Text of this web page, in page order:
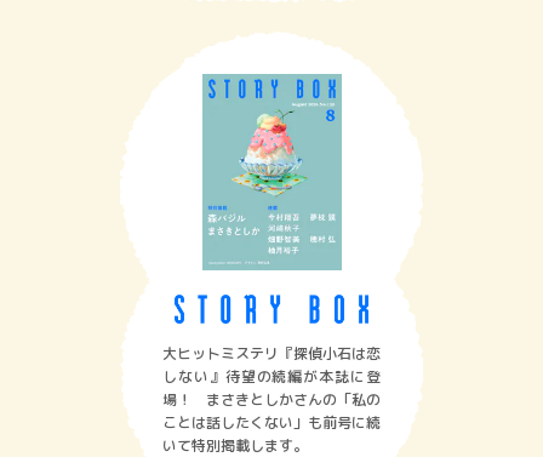
大ヒットミステリ『探偵小石は恋
しない』待望の続編が本誌に登
場！ まさきとしかさんの「私の
ことは話したくない」も前号に続
いて特別掲載します。